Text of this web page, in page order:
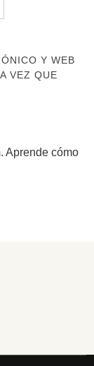
Y WEB
VEZ QUE
Aprende cómo